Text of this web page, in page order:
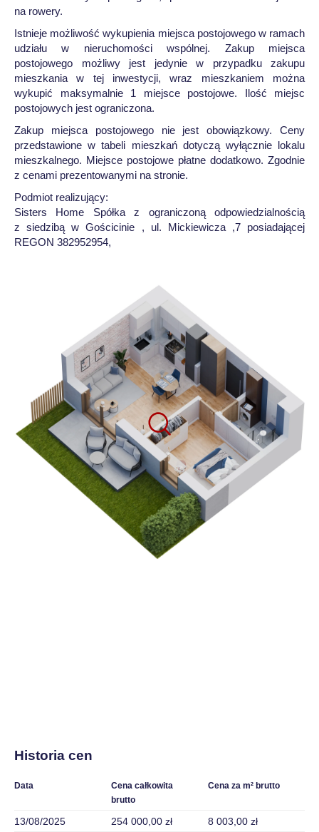
na rowery.
Istnieje możliwość wykupienia miejsca postojowego w ramach
udziału w nieruchomości wspólnej. Zakup miejsca
postojowego możliwy jest jedynie w przypadku zakupu
mieszkania w tej inwestycji, wraz mieszkaniem można
wykupić maksymalnie 1 miejsce postojowe. Ilość miejsc
postojowych jest ograniczona.
Zakup miejsca postojowego nie jest obowiązkowy. Ceny
przedstawione w tabeli mieszkań dotyczą wyłącznie lokalu
mieszkalnego. Miejsce postojowe płatne dodatkowo. Zgodnie
z cenami prezentowanymi na stronie.
Podmiot realizujący:
Sisters Home Spółka z ograniczoną odpowiedzialnością
z siedzibą w Gościcinie , ul. Mickiewicza ,7 posiadającej
REGON 382952954,
Historia cen
Data
Cena całkowita
brutto
Cena za m² brutto
13/08/2025 254 000,00 zł 8 003,00 zł